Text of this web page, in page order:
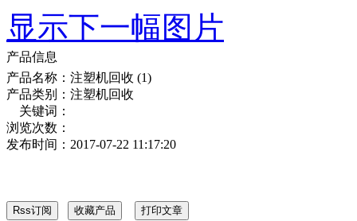
显示下一幅图片
产品信息
产品名称： 注塑机回收 (1)
产品类别： 注塑机回收
关键词：
浏览次数：
发布时间： 2017-07-22 11:17:20